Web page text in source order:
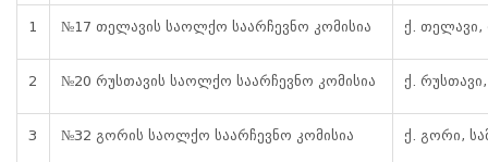
სკოლა“
მიღებას
1 №17 თელავის საოლქო საარჩევნო კომისია ქ. თელავი,
2 №20 რუსთავის საოლქო საარჩევნო კომისია ქ.
3 №32 გორის საოლქო საარჩევნო კომისია ქ. გორი,